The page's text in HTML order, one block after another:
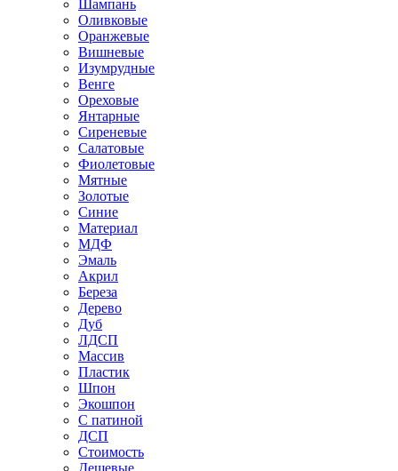
Шампань
Оливковые
Оранжевые
Вишневые
Изумрудные
Венге
Ореховые
Янтарные
Сиреневые
Салатовые
Фиолетовые
Мятные
Золотые
Синие
Материал
МДФ
Эмаль
Акрил
Береза
Дерево
Дуб
ЛДСП
Массив
Пластик
Шпон
Экошпон
С патиной
ДСП
Стоимость
Дешевые